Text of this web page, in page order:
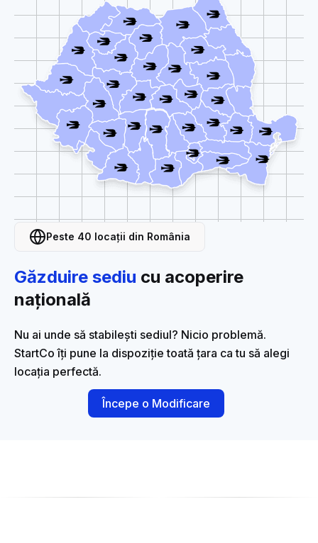
Peste 40 locații din România
Găzduire sediu cu acoperire
națională
Nu ai unde să stabilești sediul? Nicio problemă.
StartCo îți pune la dispoziție toată țara ca tu să alegi
locația perfectă.
Începe o Modificare